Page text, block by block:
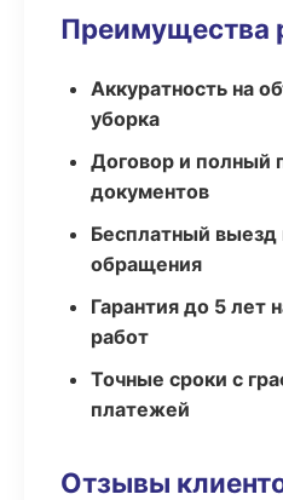
Преимущества
Аккуратность на
уборка
Договор и полный
документов
Бесплатный выезд
обращения
Гарантия до 5 лет
работ
Точные сроки с
платежей
Отзывы